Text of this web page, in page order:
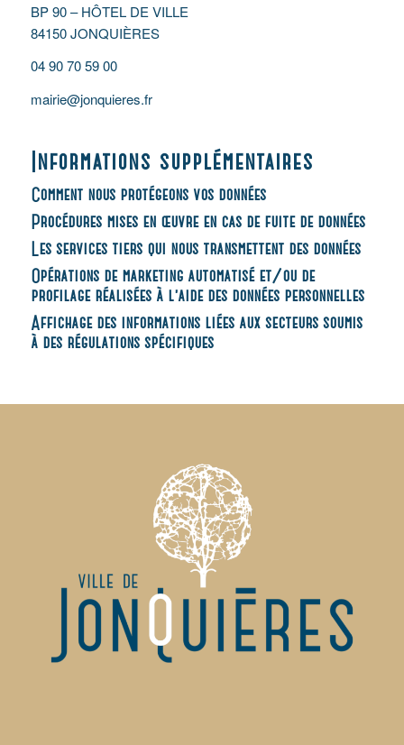
BP 90 – HÔTEL DE VILLE
84150 JONQUIÈRES
04 90 70 59 00
mairie@jonquieres.fr
Informations supplémentaires
Comment nous protégeons vos données
Procédures mises en œuvre en cas de fuite de données
Les services tiers qui nous transmettent des données
Opérations de marketing automatisé et/ou de
profilage réalisées à l’aide des données personnelles
Affichage des informations liées aux secteurs soumis
à des régulations spécifiques